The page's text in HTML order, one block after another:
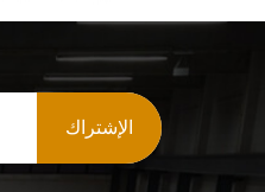
الإشتراك